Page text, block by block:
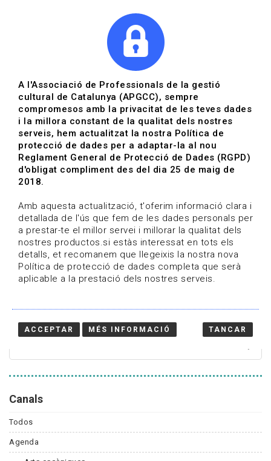
Actualitza't
Vols estar al dia?
HOME / BLOG
Estigues al dia
Convocatòries, activitats i notícies del sector de la
cultura.
Canals
Todos
Agenda
A l'Associació de Professionals de la gestió
cultural de Catalunya (APGCC), sempre
compromesos amb la privacitat de les teves dades
i la millora constant de la qualitat dels nostres
serveis, hem actualitzat la nostra Política de
protecció de dades per a adaptar-la al nou
Reglament General de Protecció de Dades (RGPD)
d'obligat compliment des del dia 25 de maig de
2018.
Amb aquesta actualització, t'oferim informació clara i
detallada de l'ús que fem de les dades personals per
a prestar-te el millor servei i millorar la qualitat dels
nostres productos.si estàs interessat en tots els
detalls, et recomanem que llegeixis la nostra nova
Política de protecció de dades completa que serà
aplicable a la prestació dels nostres serveis.
ACCEPTAR MÉS INFORMACIÓ TANCAR